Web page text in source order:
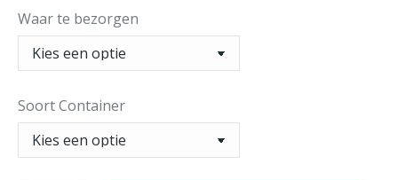
Waar te bezorgen
Soort Container